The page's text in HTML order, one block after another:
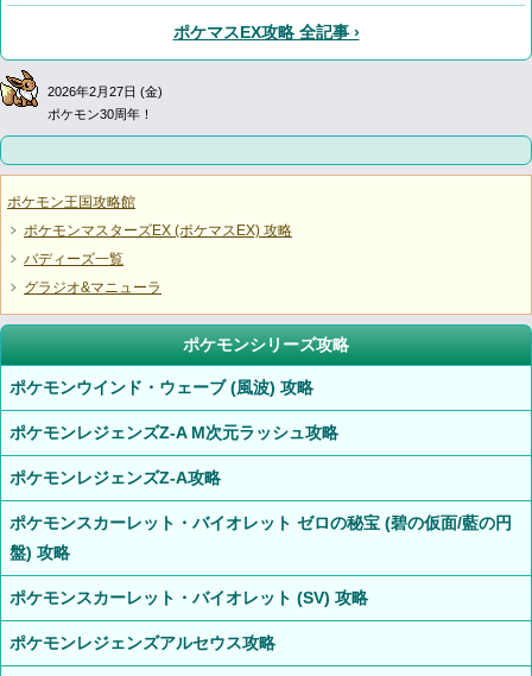
ポケマスEX攻略 全記事 ›
2026年2月27日 (金)
ポケモン30周年！
ポケモン王国攻略館
ポケモンマスターズEX (ポケマスEX) 攻略
バディーズ一覧
グラジオ&マニューラ
ポケモンシリーズ攻略
ポケモンウインド・ウェーブ (風波) 攻略
ポケモンレジェンズZ-A M次元ラッシュ攻略
ポケモンレジェンズZ-A攻略
ポケモンスカーレット・バイオレット ゼロの秘宝 (碧の仮面/藍の円
盤) 攻略
ポケモンスカーレット・バイオレット (SV) 攻略
ポケモンレジェンズアルセウス攻略